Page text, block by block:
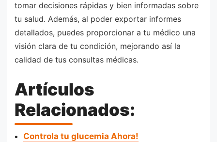
tomar decisiones rápidas y bien informadas sobre
tu salud. Además, al poder exportar informes
detallados, puedes proporcionar a tu médico una
visión clara de tu condición, mejorando así la
calidad de tus consultas médicas.
Artículos
Relacionados:
Controla tu glucemia Ahora!